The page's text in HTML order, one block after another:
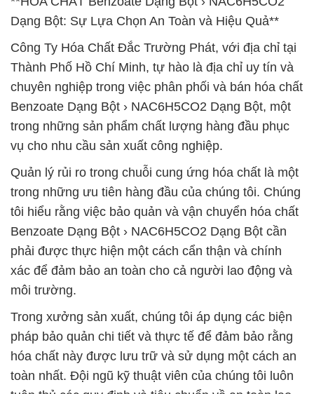
Dạng Bột: Sự Lựa Chọn An Toàn và Hiệu Quả**
Công Ty Hóa Chất Đắc Trường Phát, với địa chỉ tại
Thành Phố Hồ Chí Minh, tự hào là địa chỉ uy tín và
chuyên nghiệp trong việc phân phối và bán hóa chất
Benzoate Dạng Bột › NAC6H5CO2 Dạng Bột, một
trong những sản phẩm chất lượng hàng đầu phục
vụ cho nhu cầu sản xuất công nghiệp.
Quản lý rủi ro trong chuỗi cung ứng hóa chất là một
trong những ưu tiên hàng đầu của chúng tôi. Chúng
tôi hiểu rằng việc bảo quản và vận chuyển hóa chất
Benzoate Dạng Bột › NAC6H5CO2 Dạng Bột cần
phải được thực hiện một cách cẩn thận và chính
xác để đảm bảo an toàn cho cả người lao động và
môi trường.
Trong xưởng sản xuất, chúng tôi áp dụng các biện
pháp bảo quản chi tiết và thực tế để đảm bảo rằng
hóa chất này được lưu trữ và sử dụng một cách an
toàn nhất. Đội ngũ kỹ thuật viên của chúng tôi luôn